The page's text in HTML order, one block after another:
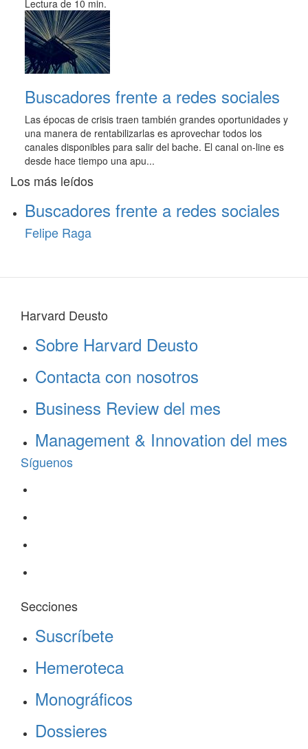
Lectura de 10 min.
Buscadores frente a redes sociales
Las épocas de crisis traen también grandes oportunidades y
una manera de rentabilizarlas es aprovechar todos los
canales disponibles para salir del bache. El canal on-line es
desde hace tiempo una apu...
Los más leídos
Buscadores frente a redes sociales
Felipe Raga
Harvard Deusto
Sobre Harvard Deusto
Contacta con nosotros
Business Review del mes
Management & Innovation del mes
Síguenos
Secciones
Suscríbete
Hemeroteca
Monográficos
Dossieres